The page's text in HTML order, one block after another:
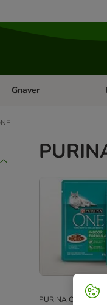
Hund
Åben kategori menu: Kat
Gnaver
PURINA ONE